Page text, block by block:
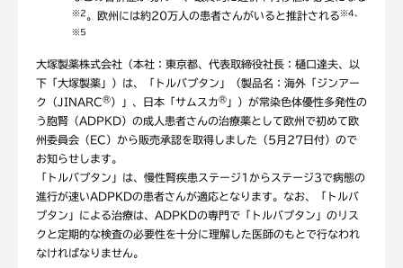
※2 。欧州には約20万人の患者さんがいると推計される ※4､
※5
大塚製薬株式会社（本社：東京都、代表取締役社長：樋口達夫、以
下「大塚製薬」）は、「トルバプタン」（製品名：海外「ジンアー
ク（JINARC®）」、日本「サムスカ® 」）が常染色体優性多発性の
う胞腎（ADPKD）の成人患者さんの治療薬として欧州で初めて欧
州委員会（EC）から販売承認を取得しました（5月27日付）ので
お知らせします。
「トルバプタン」は、慢性腎疾患ステージ1からステージ3で病態の
進行が速いADPKDの患者さんが適応となります。なお、「トルバ
プタン」による治療は、ADPKDの専門で「トルバプタン」のリス
クと定期的な検査の必要性を十分に理解した医師のもとで行なわれ
なければなりません。